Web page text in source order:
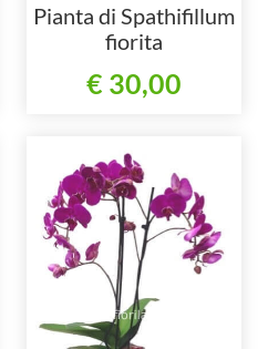
Pianta di Spathifillum
fiorita
€ 30,00